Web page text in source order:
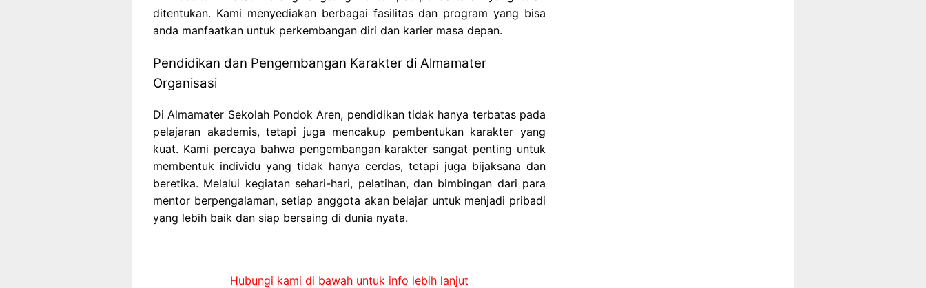
ditentukan. Kami menyediakan berbagai fasilitas dan program yang bisa
anda manfaatkan untuk perkembangan diri dan karier masa depan.
Pendidikan dan Pengembangan Karakter di Almamater
Organisasi
Di Almamater Sekolah Pondok Aren, pendidikan tidak hanya terbatas pada
pelajaran akademis, tetapi juga mencakup pembentukan karakter yang
kuat. Kami percaya bahwa pengembangan karakter sangat penting untuk
membentuk individu yang tidak hanya cerdas, tetapi juga bijaksana dan
beretika. Melalui kegiatan sehari-hari, pelatihan, dan bimbingan dari para
mentor berpengalaman, setiap anggota akan belajar untuk menjadi pribadi
yang lebih baik dan siap bersaing di dunia nyata.
Hubungi kami di bawah untuk info lebih lanjut